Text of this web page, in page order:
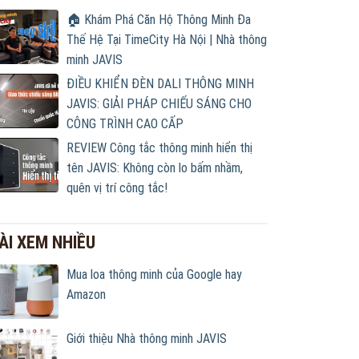
🏠 Khám Phá Căn Hộ Thông Minh Đa
Thế Hệ Tại TimeCity Hà Nội | Nhà thông
minh JAVIS
ĐIỀU KHIỂN ĐÈN DALI THÔNG MINH
JAVIS: GIẢI PHÁP CHIẾU SÁNG CHO
CÔNG TRÌNH CAO CẤP
REVIEW Công tắc thông minh hiển thị
tên JAVIS: Không còn lo bấm nhầm,
quên vị trí công tắc!
XEM NHIỀU
Mua loa thông minh của Google hay
Amazon
Giới thiệu Nhà thông minh JAVIS